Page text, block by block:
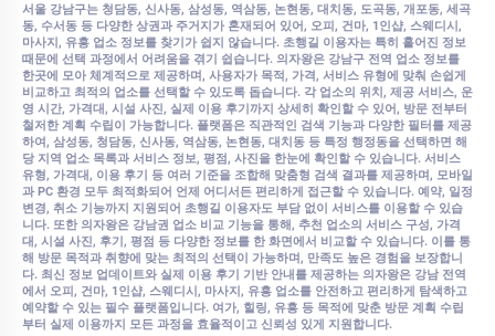
서울 강남구는 청담동, 신사동, 삼성동, 역삼동, 논현동, 대치동, 도곡동, 개포동, 세곡
동, 수서동 등 다양한 상권과 주거지가 혼재되어 있어, 오피, 건마, 1인샵, 스웨디시,
마사지, 유흥 업소 정보를 찾기가 쉽지 않습니다. 초행길 이용자는 특히 흩어진 정보
때문에 선택 과정에서 어려움을 겪기 쉽습니다. 의자왕은 강남구 전역 업소 정보를
한곳에 모아 체계적으로 제공하며, 사용자가 목적, 가격, 서비스 유형에 맞춰 손쉽게
비교하고 최적의 업소를 선택할 수 있도록 돕습니다. 각 업소의 위치, 제공 서비스, 운
영 시간, 가격대, 시설 사진, 실제 이용 후기까지 상세히 확인할 수 있어, 방문 전부터
철저한 계획 수립이 가능합니다. 플랫폼은 직관적인 검색 기능과 다양한 필터를 제공
하여, 삼성동, 청담동, 신사동, 역삼동, 논현동, 대치동 등 특정 행정동을 선택하면 해
당 지역 업소 목록과 서비스 정보, 평점, 사진을 한눈에 확인할 수 있습니다. 서비스
유형, 가격대, 이용 후기 등 여러 기준을 조합해 맞춤형 검색 결과를 제공하며, 모바일
과 PC 환경 모두 최적화되어 언제 어디서든 편리하게 접근할 수 있습니다. 예약, 일정
변경, 취소 기능까지 지원되어 초행길 이용자도 부담 없이 서비스를 이용할 수 있습
니다. 또한 의자왕은 강남권 업소 비교 기능을 통해, 추천 업소의 서비스 구성, 가격
대, 시설 사진, 후기, 평점 등 다양한 정보를 한 화면에서 비교할 수 있습니다. 이를 통
해 방문 목적과 취향에 맞는 최적의 선택이 가능하며, 만족도 높은 경험을 보장합니
다. 최신 정보 업데이트와 실제 이용 후기 기반 안내를 제공하는 의자왕은 강남 전역
에서 오피, 건마, 1인샵, 스웨디시, 마사지, 유흥 업소를 안전하고 편리하게 탐색하고
예약할 수 있는 필수 플랫폼입니다. 여가, 힐링, 유흥 등 목적에 맞춘 방문 계획 수립
부터 실제 이용까지 모든 과정을 효율적이고 신뢰성 있게 지원합니다.